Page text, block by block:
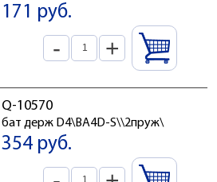
171 руб.
- +
Q-10570
бат держ D4\BA4D-S\\2пруж\
354 руб.